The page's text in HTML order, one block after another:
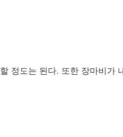
할 정도는 된다. 또한 장마비가